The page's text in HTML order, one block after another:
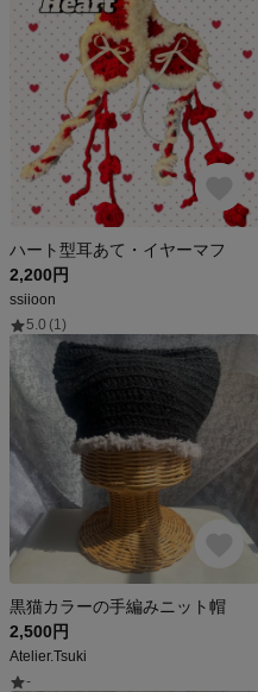
ハート型耳あて・イヤーマフ
2,200円
ssiioon
5.0 (1)
黒猫カラーの手編みニット帽
2,500円
Atelier.Tsuki
-